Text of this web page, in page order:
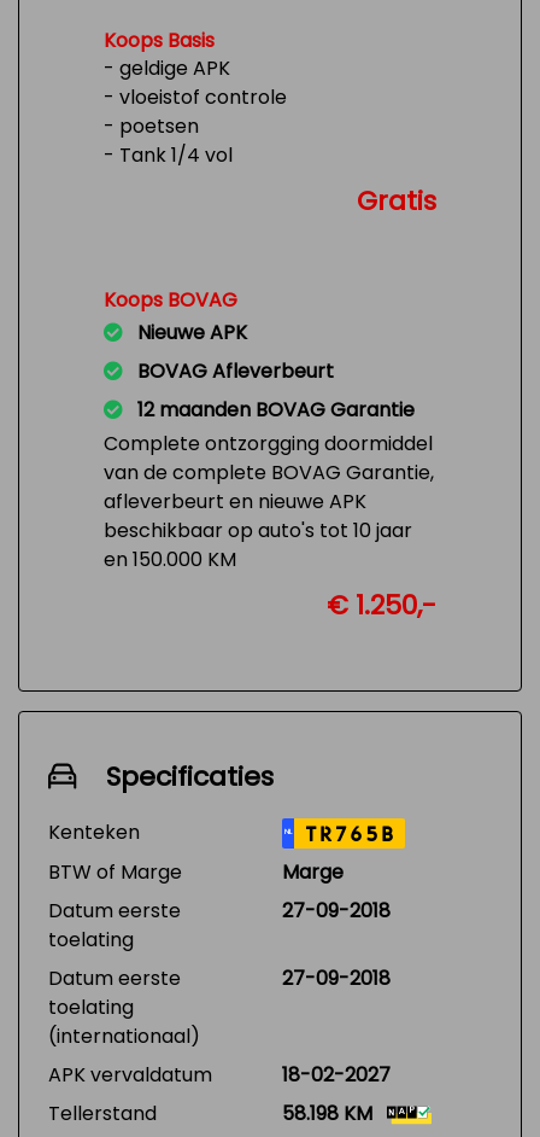
Koops Basis
- geldige APK
- vloeistof controle
- poetsen
- Tank 1/4 vol
Gratis
Koops BOVAG
Nieuwe APK
BOVAG Afleverbeurt
12 maanden BOVAG Garantie
Complete ontzorgging doormiddel
van de complete BOVAG Garantie,
afleverbeurt en nieuwe APK
beschikbaar op auto's tot 10 jaar
en 150.000 KM
€ 1.250,-
Specificaties
Kenteken NL TR765B
BTW of Marge
Marge
Datum eerste
toelating
27-09-2018
Datum eerste
toelating
(internationaal)
27-09-2018
APK vervaldatum
18-02-2027
Tellerstand
58.198 KM